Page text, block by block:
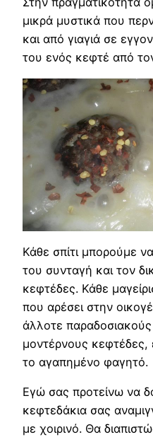
μικρά μυστικά που
και από γιαγιά σε
του ενός κεφτέ από
Κάθε σπίτι μπορούμε
του συνταγή και τον
κεφτέδες. Κάθε
που αρέσει στην
άλλοτε παραδοσιακούς
μοντέρνους
το αγαπημένο φαγητό.
Εγώ σας προτείνω να
κεφτεδάκια σας
με χοιρινό. Θα